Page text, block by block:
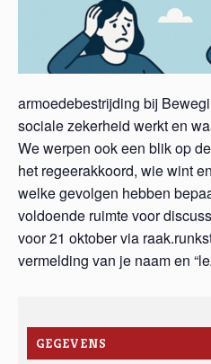
armoedebestrijding bij
sociale zekerheid werkt en
We werpen ook een blik op
het regeerakkoord, wie wint
welke gevolgen hebben
voldoende ruimte voor
voor 21 oktober via
vermelding van je naam en
GEGEVENS